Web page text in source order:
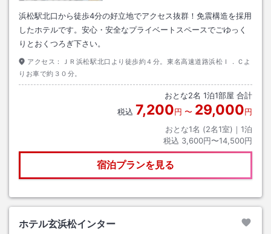
浜松駅北口から徒歩4分の好立地でアクセス抜群！免震構造を採用
したホテルです。安心・安全なプライベートスペースでごゆっく
りとおくつろぎ下さい。
アクセス：
ＪＲ浜松駅北口より徒歩約４分。東名高速道路浜松Ｉ．Ｃよ
りお車で約３０分。
おとな2名 1泊1部屋 合計
税込 7,200円 〜 29,000円
おとな1名 (2名1室)｜ 1泊
税込 3,600円〜14,500円
宿泊プランを見る
ホテル玄浜松インター